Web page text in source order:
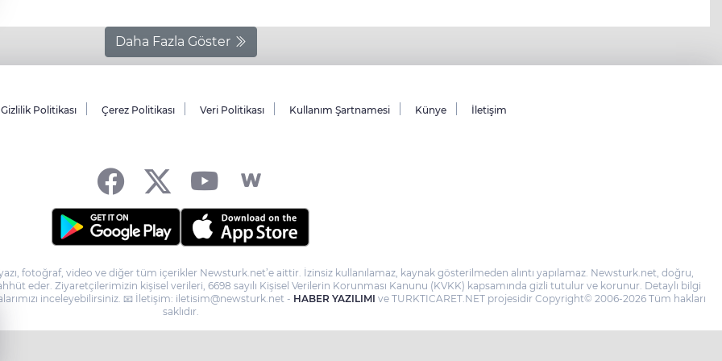
Daha Fazla Göster
Gizlilik Politikası Çerez Politikası Veri Politikası Kullanım Şartnamesi Künye İletişim
fotoğraf, video ve diğer tüm içerikler Newsturk.net’e aittir. İzinsiz kullanılamaz, kaynak gösterilmeden alıntı yapılamaz. Newsturk.net, doğru,
eder. Ziyaretçilerimizin kişisel verileri, 6698 sayılı Kişisel Verilerin Korunması Kanunu (KVKK) kapsamında gizli tutulur ve korunur. Detaylı bilgi
inceleyebilirsiniz. 📧 İletişim: iletisim@newsturk.net - HABER YAZILIMI ve TURKTICARET.NET projesidir Copyright© 2006-2026 Tüm hakları
saklıdır.